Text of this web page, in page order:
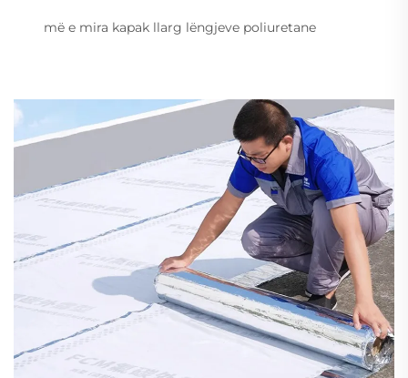
më e mira kapak llarg lëngjeve poliuretane